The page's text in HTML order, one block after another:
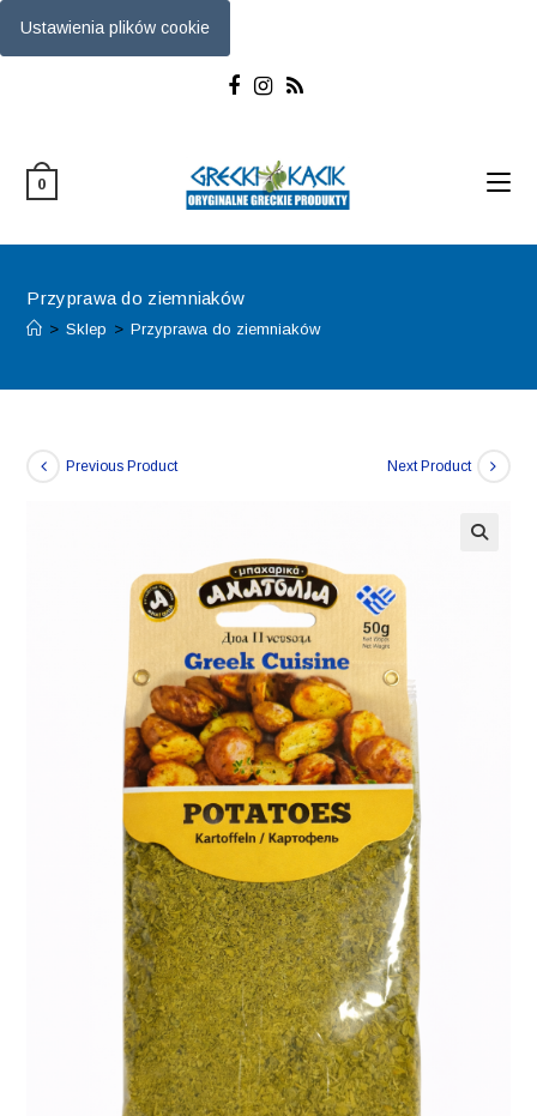
Ustawienia plików cookie
0
Przyprawa do ziemniaków
> Sklep > Przyprawa do ziemniaków
Previous Product Next Product